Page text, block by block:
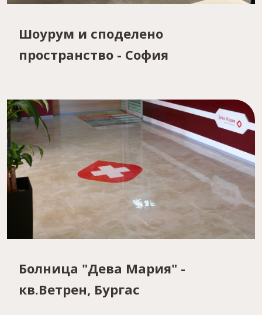
Шоурум и споделено
пространство - София
Болница "Дева Мария" -
кв.Ветрен, Бургас